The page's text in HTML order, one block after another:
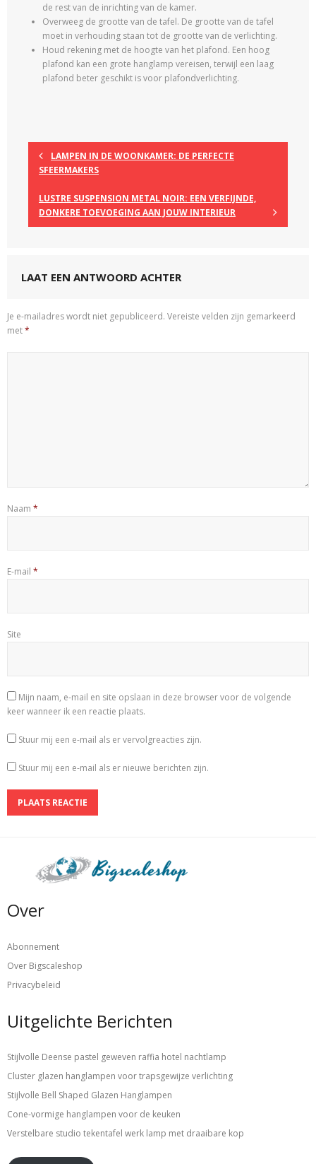
de rest van de inrichting van de kamer.
Overweeg de grootte van de tafel. De grootte van de tafel
moet in verhouding staan tot de grootte van de verlichting.
Houd rekening met de hoogte van het plafond. Een hoog
plafond kan een grote hanglamp vereisen, terwijl een laag
plafond beter geschikt is voor plafondverlichting.
LAMPEN IN DE WOONKAMER: DE PERFECTE
SFEERMAKERS
LUSTRE SUSPENSION METAL NOIR: EEN VERFIJNDE,
DONKERE TOEVOEGING AAN JOUW INTERIEUR
LAAT EEN ANTWOORD ACHTER
Je e-mailadres wordt niet gepubliceerd. Vereiste velden zijn gemarkeerd
met*
Naam *
E-mail *
Site
Mijn naam, e-mail en site opslaan in deze browser voor de volgende
keer wanneer ik een reactie plaats.
Stuur mij een e-mail als er vervolgreacties zijn.
Stuur mij een e-mail als er nieuwe berichten zijn.
Over
Abonnement
Over Bigscaleshop
Privacybeleid
Uitgelichte Berichten
Stijlvolle Deense pastel geweven raffia hotel nachtlamp
Cluster glazen hanglampen voor trapsgewijze verlichting
Stijlvolle Bell Shaped Glazen Hanglampen
Cone-vormige hanglampen voor de keuken
Verstelbare studio tekentafel werk lamp met draaibare kop